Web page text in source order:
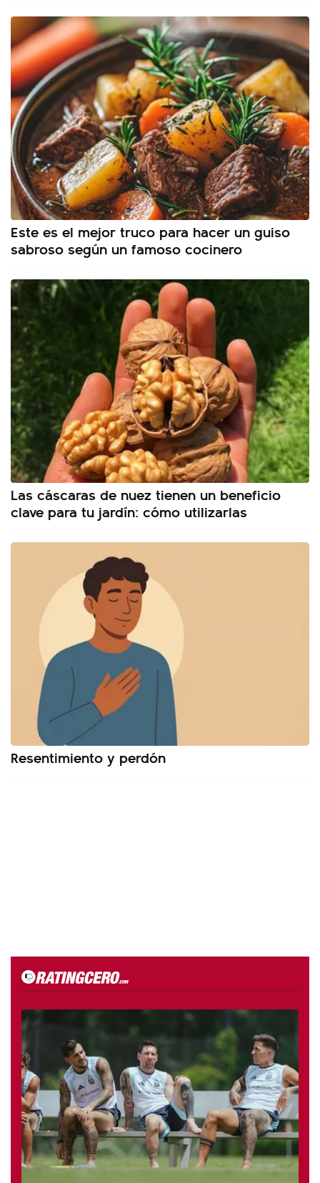
Este es el mejor truco para hacer un guiso
sabroso según un famoso cocinero
Las cáscaras de nuez tienen un beneficio
clave para tu jardín: cómo utilizarlas
Resentimiento y perdón